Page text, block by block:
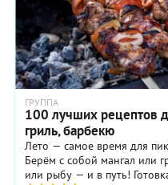
ГРУППА
100 лучших рецептов
гриль, барбекю
Лето — самое время для
Берём с собой мангал или гриль, заранее маринуем мясо
или рыбу — и в путь! Готовка на гриле и мангале —